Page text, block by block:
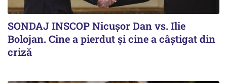
SONDAJ INSCOP Nicușor Dan vs. Ilie
Bolojan. Cine a pierdut și cine a câștigat din
criză